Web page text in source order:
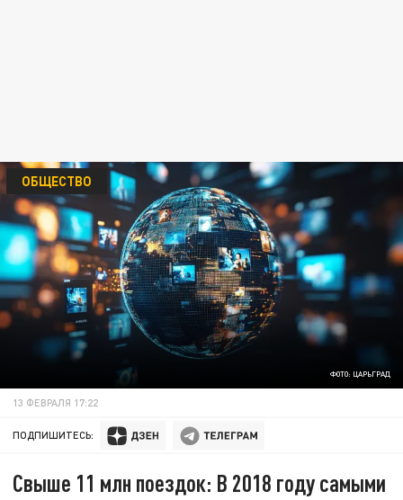
ФОТО: ЦАРЬГРАД
ОБЩЕСТВО
13 ФЕВРАЛЯ 17:22
ПОДПИШИТЕСЬ:
Свыше 11 млн поездок: В 2018 году самыми